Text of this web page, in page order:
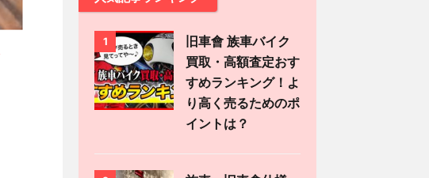
1
旧車會 族車バイク
買取・高額査定おす
すめランキング！よ
り高く売るためのポ
イントは？